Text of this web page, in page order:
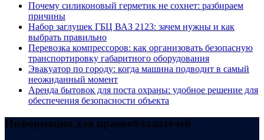
Почему силиконовый герметик не сохнет: разбираем
причины
Набор заглушек ГБЦ ВАЗ 2123: зачем нужны и как
выбрать правильно
Перевозка компрессоров: как организовать безопасную
транспортировку габаритного оборудования
Эвакуатор по городу: когда машина подводит в самый
неожиданный момент
Аренда бытовок для поста охраны: удобное решение для
обеспечения безопасности объекта
Информация для правообладателей